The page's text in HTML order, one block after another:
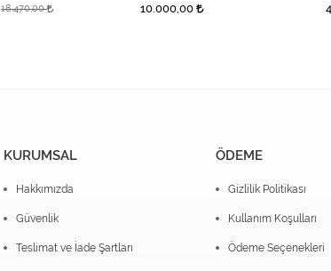
18.470,00 10.000,00
KURUMSAL
Hakkımızda
Güvenlik
Teslimat ve İade Şartları
ÖDEME
Gizlilik Politikası
Kullanım Koşulları
Ödeme Seçenekleri